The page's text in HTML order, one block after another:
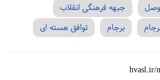
جبهه فرهنگی انقلاب
برجام توافق هسته ای
hvasl.ir/